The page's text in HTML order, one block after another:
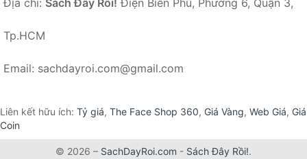
Địa chỉ: Sách Đây Rồi! Điện Biên Phủ, Phường 6, Quận 3,
Tp.HCM
Email: sachdayroi.com@gmail.com
Liên kết hữu ích: Tỷ giá, The Face Shop 360, Giá Vàng, Web Giá, Giá
Coin
© 2026 – SachDayRoi.com - Sách Đây Rồi!.